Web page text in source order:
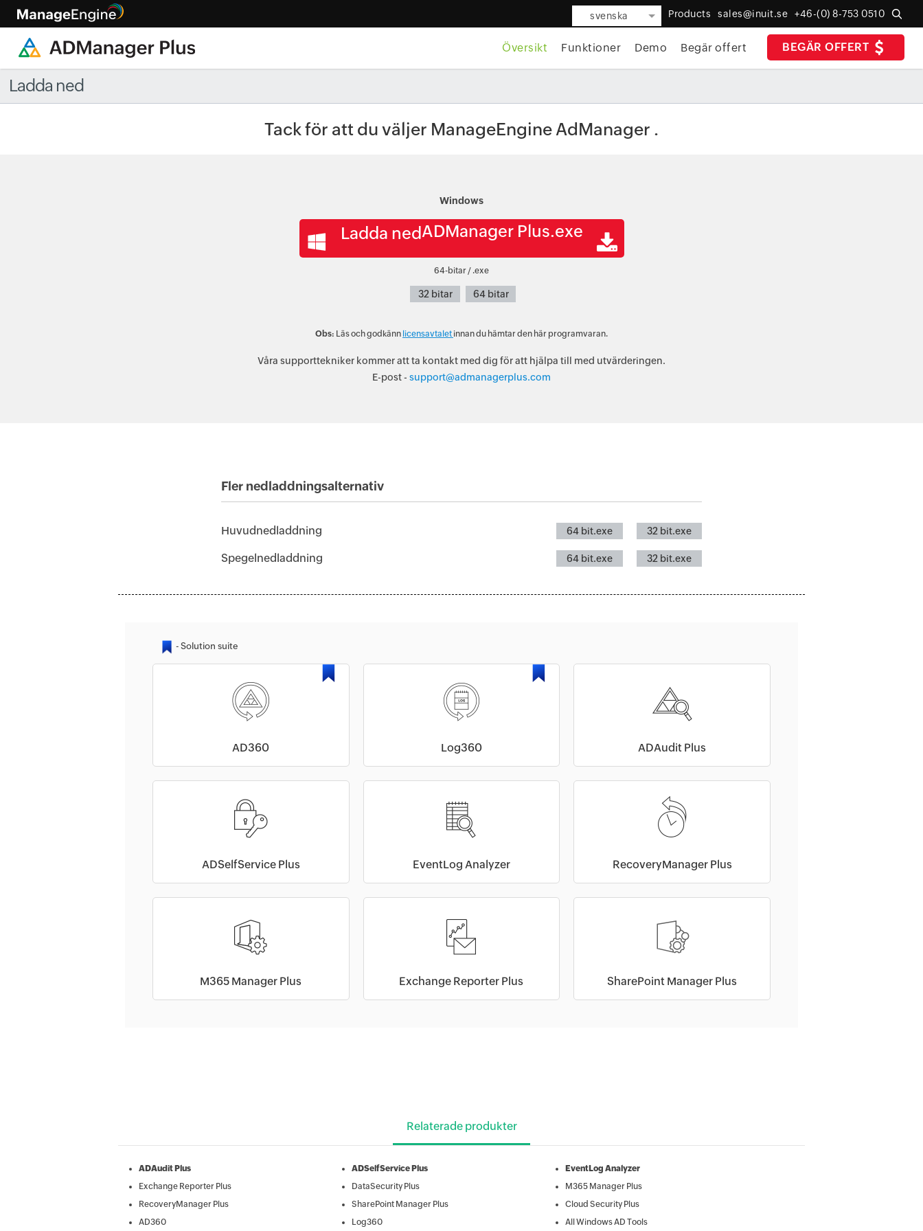
svenska Products sales@inuit.se +46-(0) 8-753 0510
BEGÄR OFFERT
Översikt Funktioner Demo Begär offert
Ladda ned
Tack för att du väljer ManageEngine AdManager .
Windows
Ladda nedADManager Plus.exe
64-bitar / .exe
32 bitar 64 bitar
Obs: Läs och godkänn licensavtalet innan du hämtar den här programvaran.
Våra supporttekniker kommer att ta kontakt med dig för att hjälpa till med utvärderingen.
E-post - support@admanagerplus.com
Fler nedladdningsalternativ
Huvudnedladdning 32 bit.exe
64 bit.exe
Spegelnedladdning 32 bit.exe
64 bit.exe
AD360 Log360 ADAudit Plus
ADSelfService Plus EventLog Analyzer RecoveryManager Plus
M365 Manager Plus Exchange Reporter Plus SharePoint Manager Plus
Relaterade produkter
ADAudit Plus
Exchange Reporter Plus
RecoveryManager Plus
AD360
ADSelfService Plus
DataSecurity Plus
SharePoint Manager Plus
Log360
EventLog Analyzer
M365 Manager Plus
Cloud Security Plus
All Windows AD Tools